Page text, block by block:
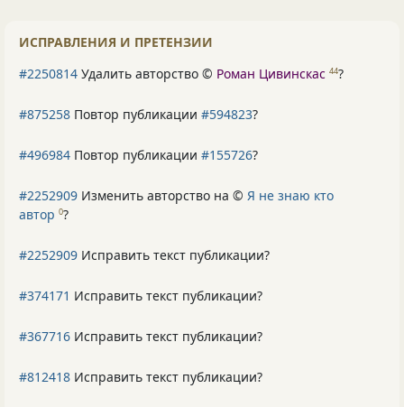
ИСПРАВЛЕНИЯ И ПРЕТЕНЗИИ
#2250814 Удалить авторство © Роман Цивинскас 44?
#875258 Повтор публикации #594823?
#496984 Повтор публикации #155726?
#2252909 Изменить авторство на © Я не знаю кто
автор 0?
#2252909 Исправить текст публикации?
#374171 Исправить текст публикации?
#367716 Исправить текст публикации?
#812418 Исправить текст публикации?